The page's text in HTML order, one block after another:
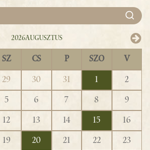
2026Augusztus
SZ CS P SZO V
29 30 31 1
2
5 6 7 8
9
12 13 14 15
16
19 20 21 22
23